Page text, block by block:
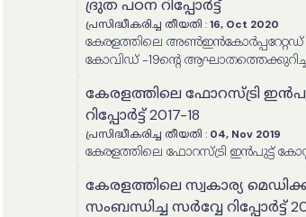
ദ്രുത പഠന റിപ്പോർട്ട്
പ്രസിദ്ധീകരിച്ച തീയതി :16, Oct 2020
കേരളത്തിലെ അൺഇൻകോർപ്പറേറ്റഡ്
കോവിഡ് -19ന്‍റെ
കേരളത്തിലെ ഫോറസ്ട്രി
റിപ്പോർട്ട് 2017-18
പ്രസിദ്ധീകരിച്ച തീയതി : 04, Nov 2019
കേരളത്തിലെ ഫോറസ്ട്രി ഇൻപുട്ട് കോസ്റ്റ്
കേരളത്തിലെ സ്വകാര്യ
സംബന്ധിച്ച സര്‍വ്വേ റിപ്പോർട്ട്